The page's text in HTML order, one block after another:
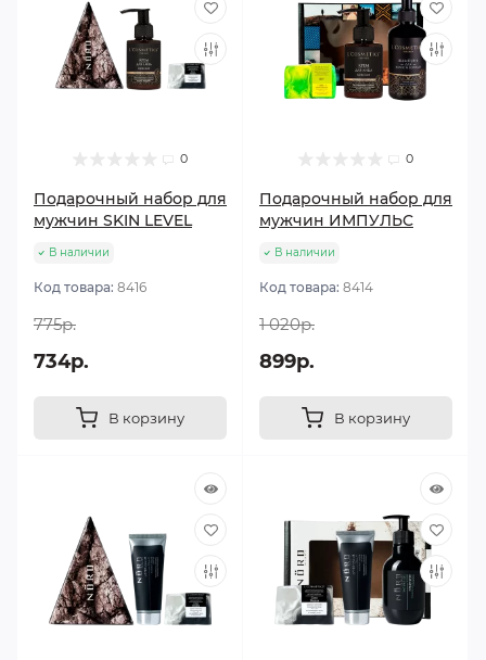
0
Подарочный набор для
мужчин SKIN LEVEL
В наличии
Код товара: 8416
775р.
734р.
В корзину
0
Подарочный набор для
мужчин ИМПУЛЬС
В наличии
Код товара: 8414
1 020р.
899р.
В корзину